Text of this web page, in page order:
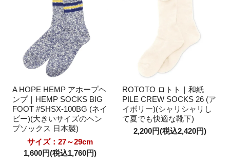
A HOPE HEMP アホープヘ
ンプ｜HEMP SOCKS BIG
FOOT #SHSX-100BG (ネイ
ビー)(大きいサイズのヘン
プソックス 日本製)
サイズ：27～29cm
1,600円(税込1,760円)
ROTOTO ロトト｜和紙
PILE CREW SOCKS 26 (ア
イボリー)(シャリシャリし
て夏でも快適な靴下)
2,200円(税込2,420円)